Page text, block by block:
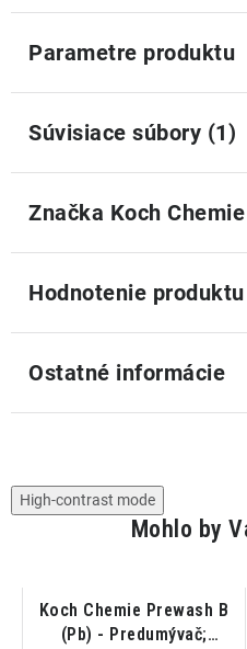
Parametre produktu
Súvisiace súbory (1)
Značka Koch Chemie
Hodnotenie
Ostatné informácie
High-contrast mode
Mohlo by
Koch Chemie Prewash B
(Pb) - Predumývač;